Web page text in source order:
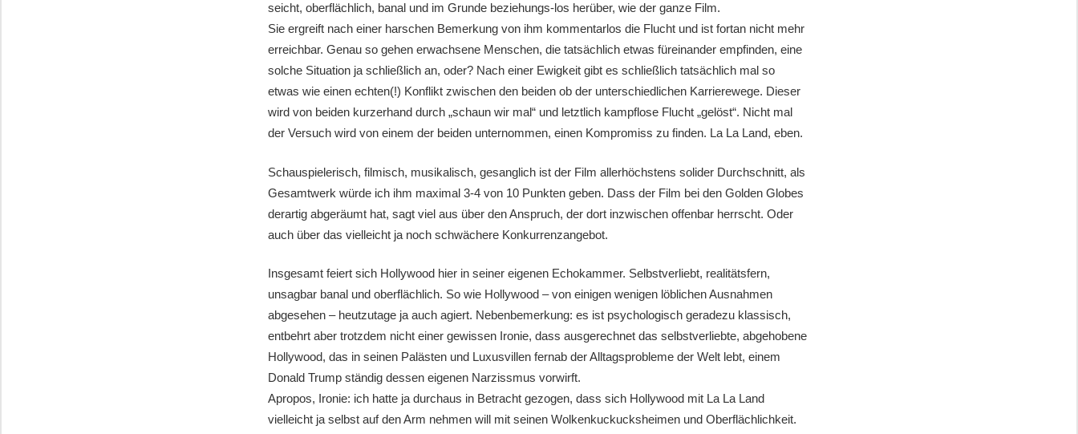
seicht, oberflächlich, banal und im Grunde beziehungs-los herüber, wie der ganze Film.
Sie ergreift nach einer harschen Bemerkung von ihm kommentarlos die Flucht und ist fortan nicht mehr
erreichbar. Genau so gehen erwachsene Menschen, die tatsächlich etwas füreinander empfinden, eine
solche Situation ja schließlich an, oder? Nach einer Ewigkeit gibt es schließlich tatsächlich mal so
etwas wie einen echten(!) Konflikt zwischen den beiden ob der unterschiedlichen Karrierewege. Dieser
wird von beiden kurzerhand durch „schaun wir mal“ und letztlich kampflose Flucht „gelöst“. Nicht mal
der Versuch wird von einem der beiden unternommen, einen Kompromiss zu finden. La La Land, eben.
Schauspielerisch, filmisch, musikalisch, gesanglich ist der Film allerhöchstens solider Durchschnitt, als
Gesamtwerk würde ich ihm maximal 3-4 von 10 Punkten geben. Dass der Film bei den Golden Globes
derartig abgeräumt hat, sagt viel aus über den Anspruch, der dort inzwischen offenbar herrscht. Oder
auch über das vielleicht ja noch schwächere Konkurrenzangebot.
Insgesamt feiert sich Hollywood hier in seiner eigenen Echokammer. Selbstverliebt, realitätsfern,
unsagbar banal und oberflächlich. So wie Hollywood – von einigen wenigen löblichen Ausnahmen
abgesehen – heutzutage ja auch agiert. Nebenbemerkung: es ist psychologisch geradezu klassisch,
entbehrt aber trotzdem nicht einer gewissen Ironie, dass ausgerechnet das selbstverliebte, abgehobene
Hollywood, das in seinen Palästen und Luxusvillen fernab der Alltagsprobleme der Welt lebt, einem
Donald Trump ständig dessen eigenen Narzissmus vorwirft.
Apropos, Ironie: ich hatte ja durchaus in Betracht gezogen, dass sich Hollywood mit La La Land
vielleicht ja selbst auf den Arm nehmen will mit seinen Wolkenkuckucksheimen und Oberflächlichkeit.